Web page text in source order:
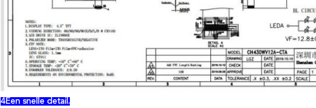
4Een snelle detail.